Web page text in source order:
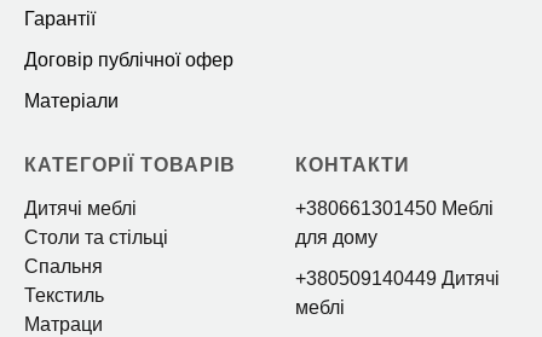
Гарантії
Договір публічної офер
Матеріали
КАТЕГОРІЇ ТОВАРІВ
Дитячі меблі
Столи та стільці
Спальня
Текстиль
Матраци
КОНТАКТИ
+380661301450 Меблі
для дому
+380509140449 Дитячі
меблі